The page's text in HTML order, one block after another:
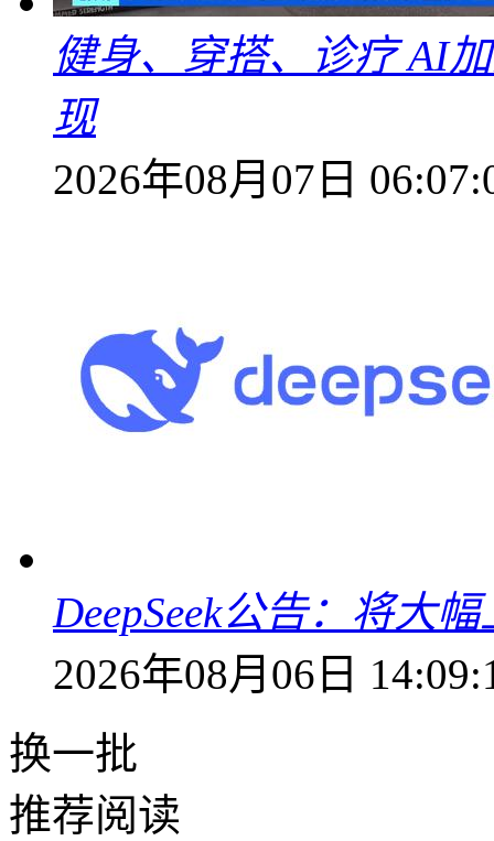
健身、穿搭、诊疗 AI
现
2026年08月07日
DeepSeek公告：将大
2026年08月06日
换一批
推荐阅读